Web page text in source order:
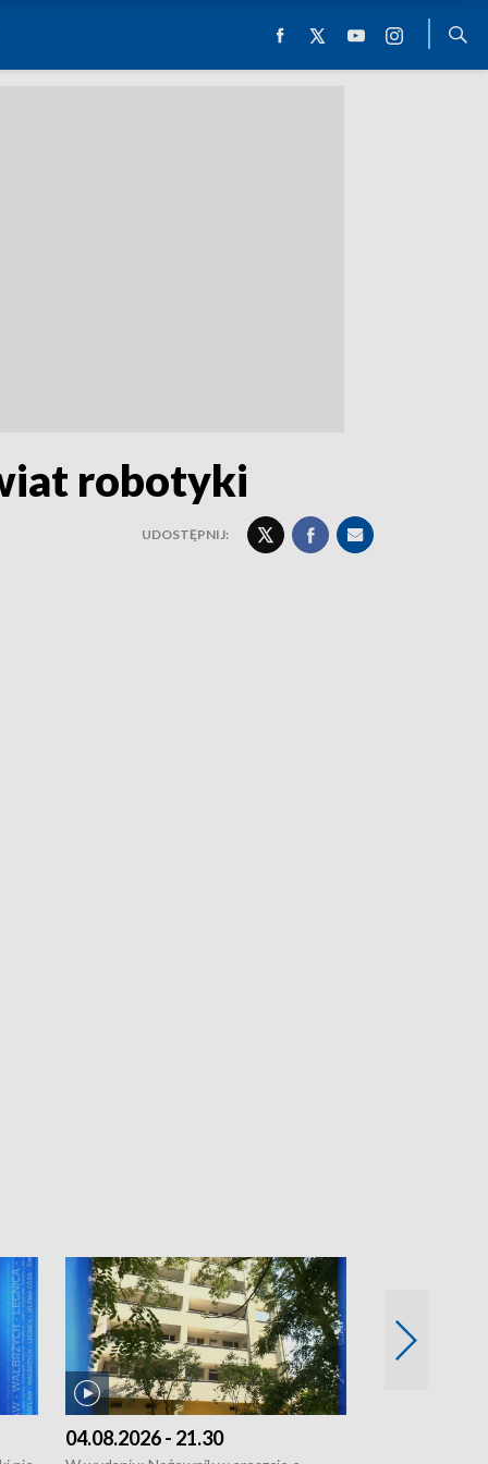
robotyki
UDOSTĘPNIJ:
04.08.2026 - 21.30